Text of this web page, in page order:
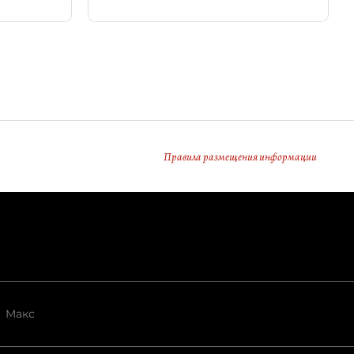
Правила размещения информации
Макс